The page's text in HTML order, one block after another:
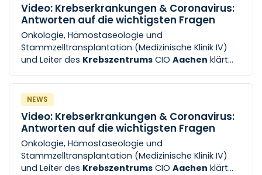
Video: Krebserkrankungen & Coronavirus:
Antworten auf die wichtigsten Fragen
Onkologie, Hämostaseologie und
Stammzelltransplantation (Medizinische Klinik IV)
und Leiter des Krebszentrums CIO Aachen klärt
NEWS
Video: Krebserkrankungen & Coronavirus:
Antworten auf die wichtigsten Fragen
Onkologie, Hämostaseologie und
Stammzelltransplantation (Medizinische Klinik IV)
und Leiter des Krebszentrums CIO Aachen klärt